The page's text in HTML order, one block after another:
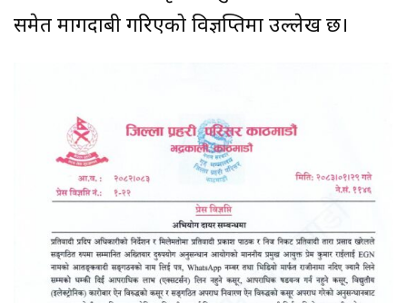
समेत मागदाबी गरिएको विज्ञप्तिमा उल्लेख छ।